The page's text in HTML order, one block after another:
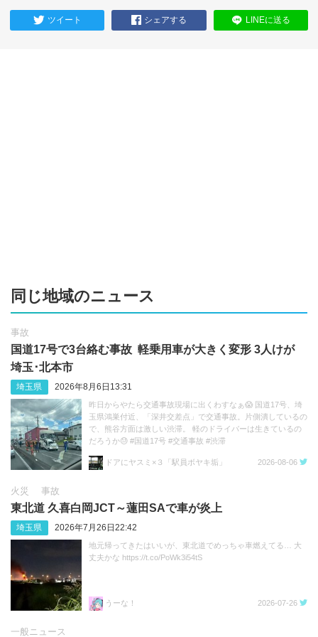
ツイート シェアする LINEに送る
同じ地域のニュース
事故
国道17号で3台絡む事故 軽乗用車が大きく変形 3人けが
埼玉･北本市
埼玉県 2026年8月6日13:31
昨日からやたら交通事故現場に出くわすなぁ😱 国道17号、埼
玉県鴻巣付近、「深井交差点」で交通事故。片側潰しているの
で、熊谷方面は激しい渋滞。 軽のドライバーは生きているの
だろうか😓 #国道17号 #交通事故 #渋滞
ドアにヤスミ×３「駅員ボヤキ垢」
2026-08-06
火災 事故
東北道 久喜白岡JCT～蓮田SAで車が炎上
埼玉県 2026年7月26日22:42
地元帰ってきたはいいが、東北道でめっちゃ車燃えてる… 大
丈夫かな https://t.co/PoWk3i54tS
うーな！ 2026-07-26
一般ニュース